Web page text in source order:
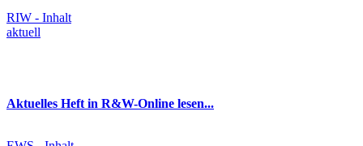
RIW - Inhalt
aktuell
Aktuelles Heft in R&W-Online lesen...